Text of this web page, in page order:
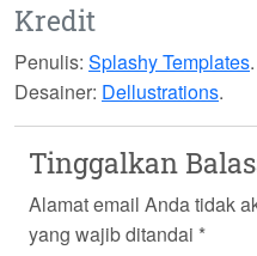
Kredit
Penulis: Splashy Templates.
Desainer: Dellustrations.
Tinggalkan
Alamat email Anda tidak
yang wajib ditandai *